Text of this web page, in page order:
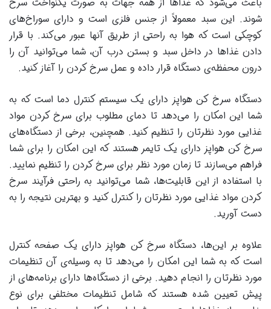
شوند. این سبد معمولاً از جنس فلزی است و دارای سوراخ‌های
کوچکی است که هوا به راحتی از طریق آنها عبور می‌کند. با قرار
دادن غذاها در داخل سبد و بستن درب آن، شما می‌توانید آن را
درون محفظه‌ی دستگاه قرار داده و عمل سرخ کردن را آغاز کنید.
دستگاه سرخ کن هواپز دارای یک سیستم کنترل دما است که به
شما این امکان را می‌دهد تا دمای مطلوب برای سرخ کردن مواد
غذایی مورد نظرتان را تنظیم کنید. همچنین، برخی از دستگاه‌های
سرخ کن هواپز دارای یک تایمر هستند که این امکان را برای شما
فراهم می‌سازند تا زمان مورد نظر برای سرخ کردن را تنظیم نمایید.
با استفاده از این قابلیت‌ها، شما می‌توانید به راحتی فرآیند سرخ
کردن مواد غذایی مورد نظرتان را کنترل کنید و بهترین نتیجه را به
دست آورید.
علاوه بر این‌ها، دستگاه سرخ کن هواپز دارای یک صفحه کنترل
است که به شما این امکان را می‌دهد تا به وسیله‌ی آن تنظیمات
مورد نظرتان را انجام دهید. برخی از دستگاه‌ها دارای برنامه‌های از
پیش تعیین شده هستند که شامل تنظیمات مختلفی برای نوع